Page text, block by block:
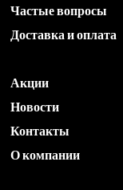
Частые вопросы
Доставка и оплата
Акции
Новости
Контакты
О компании